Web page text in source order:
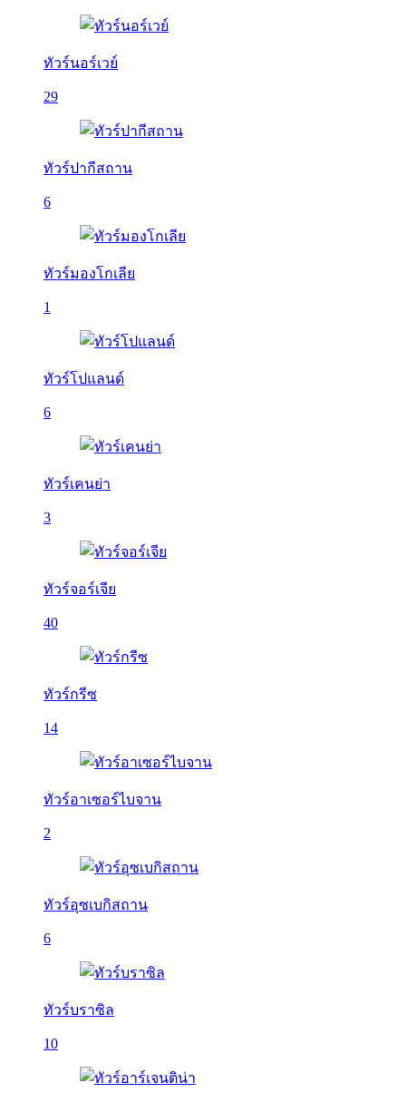
ทัวร์นอร์เวย์
29
ทัวร์ปากีสถาน
6
ทัวร์มองโกเลีย
1
ทัวร์โปแลนด์
6
ทัวร์เคนย่า
3
ทัวร์จอร์เจีย
40
ทัวร์กรีซ
14
ทัวร์อาเซอร์ไบจาน
2
ทัวร์อุซเบกิสถาน
6
ทัวร์บราซิล
10